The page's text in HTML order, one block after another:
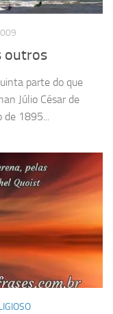
outros
parte do que
Júlio César de
de 1895...